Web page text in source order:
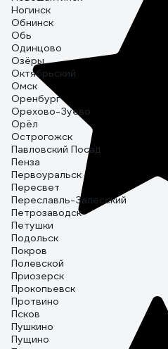
Ногинск
Обнинск
Обь
Одинцово
Озёры
Октябрьский
Омск
Оренбург
Орехово-Зуево
Орёл
Острогожск
Павловский Посад
Пенза
Первоуральск
Пересвет
Переславль-Залесский
Петрозаводск
Петушки
Подольск
Покров
Полевской
Приозерск
Прокопьевск
Протвино
Псков
Пушкино
Пущино